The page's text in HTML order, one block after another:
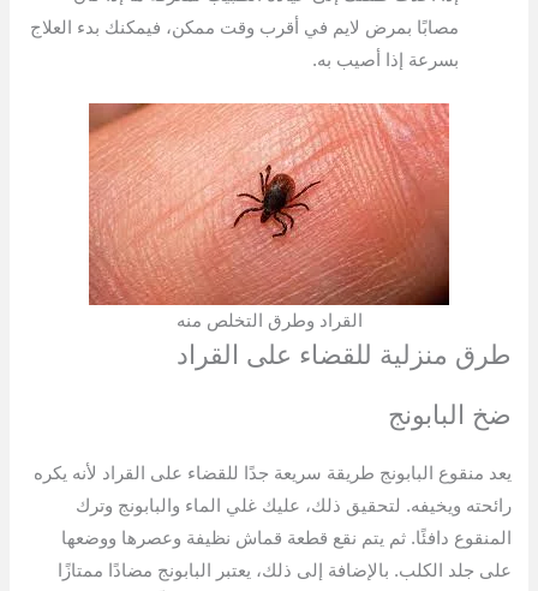
مصابًا بمرض لايم في أقرب وقت ممكن، فيمكنك بدء العلاج
بسرعة إذا أصيب به.
القراد وطرق التخلص منه
طرق منزلية للقضاء على القراد
ضخ البابونج
يعد منقوع البابونج طريقة سريعة جدًا للقضاء على القراد لأنه يكره
رائحته ويخيفه. لتحقيق ذلك، عليك غلي الماء والبابونج وترك
المنقوع دافئًا. ثم يتم نقع قطعة قماش نظيفة وعصرها ووضعها
على جلد الكلب. بالإضافة إلى ذلك، يعتبر البابونج مضادًا ممتازًا